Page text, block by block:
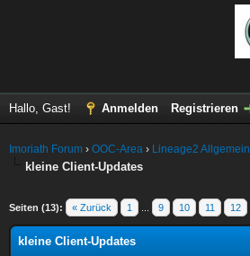
Hallo, Gast! Anmelden Registrieren
Imoriath Forum › OOC-Area › Lineage2 Allgemein
kleine Client-Updates
Seiten (13): « Zurück 1 9 10 11 12
kleine Client-Updates